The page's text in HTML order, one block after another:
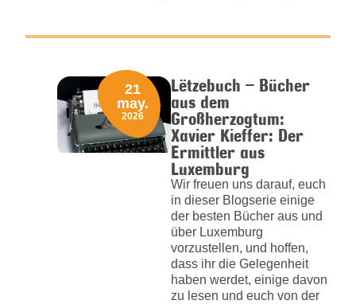
Lëtzebuch – Bücher
aus dem
Großherzogtum:
Xavier Kieffer: Der
Ermittler aus
Luxemburg
Wir freuen uns darauf, euch
in dieser Blogserie einige
der besten Bücher aus und
über Luxemburg
vorzustellen, und hoffen,
dass ihr die Gelegenheit
haben werdet, einige davon
zu lesen und euch von der
21
may.
2026